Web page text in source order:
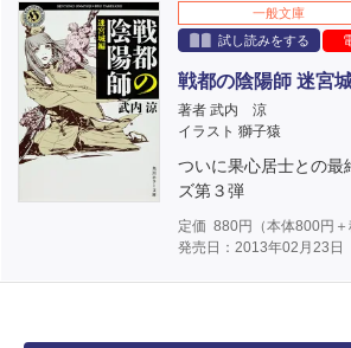
一般文庫
試し読みをする
戦都の陰陽師 迷宮
著者 武内 涼
イラスト 獅子猿
ついに果心居士との
ズ第３弾
定価 880円（本体800円＋
発売日：2013年02月23日